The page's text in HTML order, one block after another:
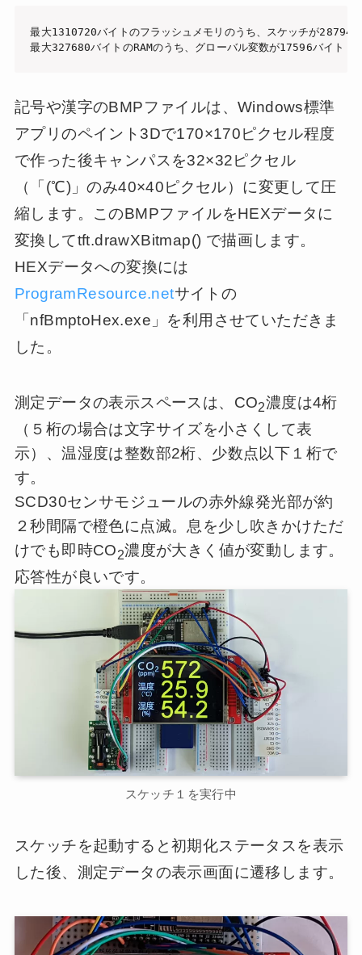
最大1310720バイトのフラッシュメモリのうち、スケッチが287945
最大327680バイトのRAMのうち、グローバル変数が17596バイト
記号や漢字のBMPファイルは、Windows標準
アプリのペイント3Dで170×170ピクセル程度
で作った後キャンパスを32×32ピクセル
（「(℃)」のみ40×40ピクセル）に変更して圧
縮します。このBMPファイルをHEXデータに
変換してtft.drawXBitmap() で描画します。
HEXデータへの変換には
ProgramResource.netサイトの
「nfBmptoHex.exe」を利用させていただきま
した。
測定データの表示スペースは、CO2濃度は4桁
（５桁の場合は文字サイズを小さくして表
示）、温湿度は整数部2桁、少数点以下１桁で
す。
SCD30センサモジュールの赤外線発光部が約
２秒間隔で橙色に点滅。息を少し吹きかけただ
けでも即時CO2濃度が大きく値が変動します。
応答性が良いです。
スケッチ１を実行中
スケッチを起動すると初期化ステータスを表示
した後、測定データの表示画面に遷移します。